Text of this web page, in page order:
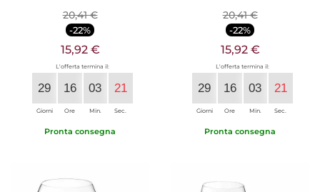
20,41 €
-22%
15,92 €
L'offerta termina il:
29
Giorni
16
Ore
03
Min.
20
Sec.
Pronta consegna
20,41 €
-22%
15,92 €
L'offerta termina il:
29
Giorni
16
Ore
03
Min.
20
Sec.
Pronta consegna